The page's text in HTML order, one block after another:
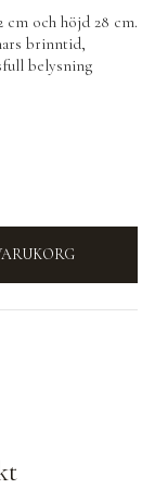
och höjd 28 cm.
brinntid,
belysning